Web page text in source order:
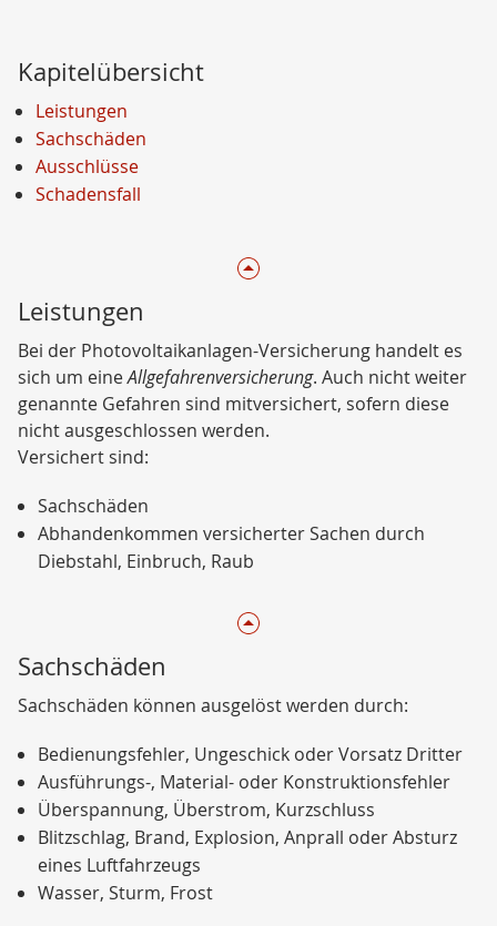
Kapitelübersicht
Leistungen
Sachschäden
Ausschlüsse
Schadensfall
Leistungen
Bei der Photovoltaikanlagen-Versicherung handelt es
sich um eineAllgefahrenversicherung. Auch nicht weiter
genannte Gefahren sind mitversichert, sofern diese
nicht ausgeschlossen werden.
Versichert sind:
Sachschäden
Abhandenkommen versicherter Sachen durch
Diebstahl, Einbruch, Raub
Sachschäden
Sachschäden können ausgelöst werden durch:
Bedienungsfehler, Ungeschick oder Vorsatz Dritter
Ausführungs-, Material- oder Konstruktionsfehler
Überspannung, Überstrom, Kurzschluss
Blitzschlag, Brand, Explosion, Anprall oder Absturz
eines Luftfahrzeugs
Wasser, Sturm, Frost